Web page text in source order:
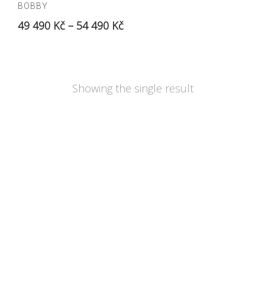
BOBBY
49 490 Kč – 54 490 Kč
Showing the single result